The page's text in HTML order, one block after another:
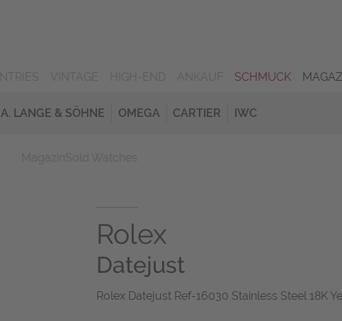
SCHMUCK
A. LANGE & SÖHNE OMEGA CARTIER IWC
Rolex
Datejust
Rolex Datejust Ref-16030 Stainless Steel 18K